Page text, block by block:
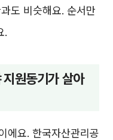
도 비슷해요. 순서만
.
원동기가 살아
에요. 한국자산관리공